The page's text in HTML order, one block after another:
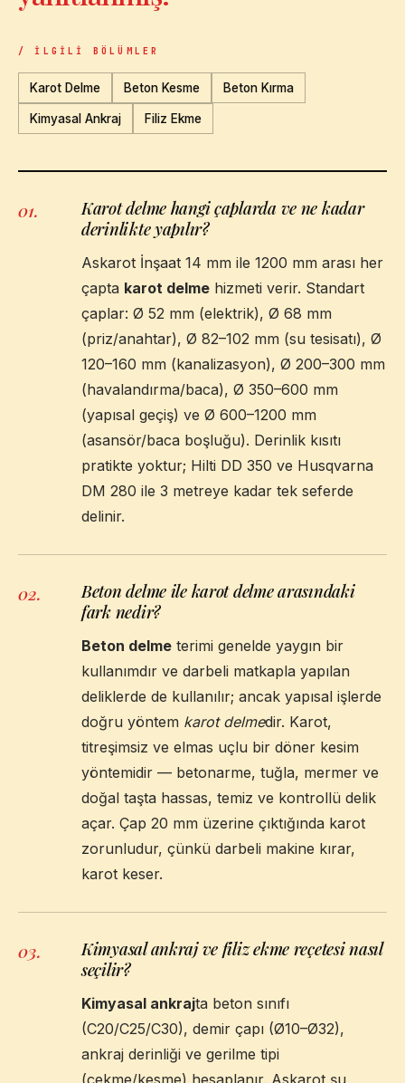
/ İLGILI BÖLÜMLER
Karot Delme Beton Kesme Beton Kırma
Kimyasal Ankraj Filiz Ekme
01.
Karot delme hangi çaplarda ve ne kadar
derinlikte yapılır?
Askarot İnşaat 14 mm ile 1200 mm arası her
çapta karot delme hizmeti verir. Standart
çaplar: Ø 52 mm (elektrik), Ø 68 mm
(priz/anahtar), Ø 82–102 mm (su tesisatı), Ø
120–160 mm (kanalizasyon), Ø 200–300 mm
(havalandırma/baca), Ø 350–600 mm
(yapısal geçiş) ve Ø 600–1200 mm
(asansör/baca boşluğu). Derinlik kısıtı
pratikte yoktur; Hilti DD 350 ve Husqvarna
DM 280 ile 3 metreye kadar tek seferde
delinir.
02.
Beton delme ile karot delme arasındaki
fark nedir?
Beton delme terimi genelde yaygın bir
kullanımdır ve darbeli matkapla yapılan
deliklerde de kullanılır; ancak yapısal işlerde
doğru yöntem karot delmedir. Karot,
titreşimsiz ve elmas uçlu bir döner kesim
yöntemidir — betonarme, tuğla, mermer ve
doğal taşta hassas, temiz ve kontrollü delik
açar. Çap 20 mm üzerine çıktığında karot
zorunludur, çünkü darbeli makine kırar,
karot keser.
03.
Kimyasal ankraj ve filiz ekme reçetesi nasıl
seçilir?
Kimyasal ankrajta beton sınıfı
(C20/C25/C30), demir çapı (Ø10–Ø32),
ankraj derinliği ve gerilme tipi
(çekme/kesme) hesaplanır. Askarot şu